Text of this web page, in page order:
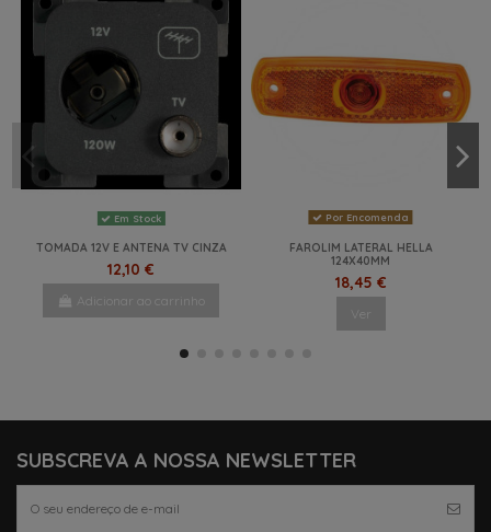
Em Stock
TOMADA 12V E ANTENA TV CINZA
12,10 €
Adicionar ao carrinho
Por Encomenda
FAROLIM LATERAL HELLA
124X40MM
18,45 €
Ver
SUBSCREVA A NOSSA NEWSLETTER